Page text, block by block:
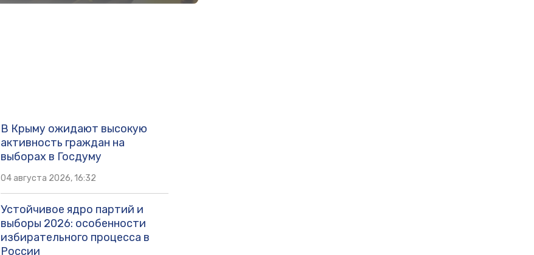
В Крыму ожидают высокую
активность граждан на
выборах в Госдуму
04 августа 2026, 16:32
Устойчивое ядро партий и
выборы 2026: особенности
избирательного процесса в
России